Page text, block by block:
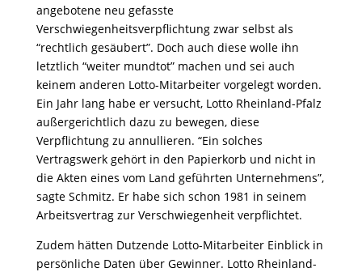
angebotene neu gefasste
Verschwiegenheitsverpflichtung zwar selbst als
“rechtlich gesäubert”. Doch auch diese wolle ihn
letztlich “weiter mundtot” machen und sei auch
keinem anderen Lotto-Mitarbeiter vorgelegt worden.
Ein Jahr lang habe er versucht, Lotto Rheinland-Pfalz
außergerichtlich dazu zu bewegen, diese
Verpflichtung zu annullieren. “Ein solches
Vertragswerk gehört in den Papierkorb und nicht in
die Akten eines vom Land geführten Unternehmens”,
sagte Schmitz. Er habe sich schon 1981 in seinem
Arbeitsvertrag zur Verschwiegenheit verpflichtet.
Zudem hätten Dutzende Lotto-Mitarbeiter Einblick in
persönliche Daten über Gewinner. Lotto Rheinland-